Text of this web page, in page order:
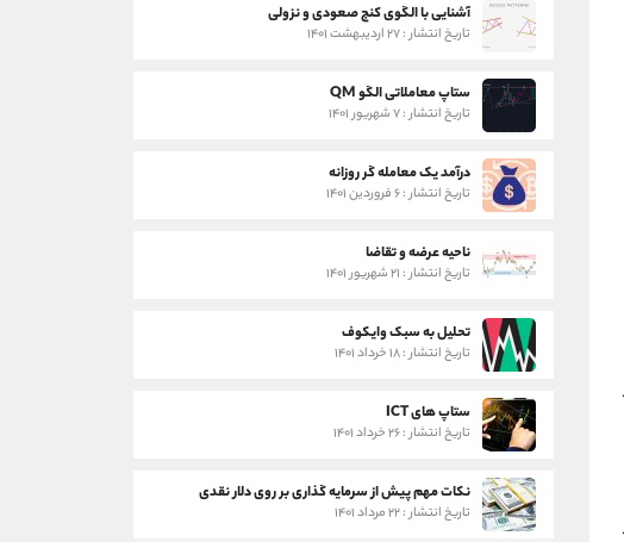
آشنایی با الگوی کنج صعودی و نزولی
تاریخ انتشار : ۲۷ اردیبهشت ۱۴۰۱
ستاپ معاملاتی الگو QM
تاریخ انتشار : ۷ شهریور ۱۴۰۱
درآمد یک معامله گر روزانه
تاریخ انتشار : ۶ فروردین ۱۴۰۱
ناحیه عرضه و تقاضا
تاریخ انتشار : ۲۱ شهریور ۱۴۰۱
تحلیل به سبک وایکوف
تاریخ انتشار : ۱۸ خرداد ۱۴۰۱
ستاپ های ICT
تاریخ انتشار : ۲۶ خرداد ۱۴۰۱
نکات مهم پیش از سرمایه گذاری بر روی دلار نقدی
تاریخ انتشار : ۲۲ مرداد ۱۴۰۱